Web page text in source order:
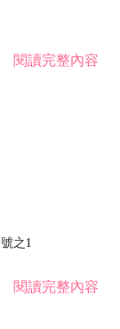
閱讀完整內容
之1
閱讀完整內容